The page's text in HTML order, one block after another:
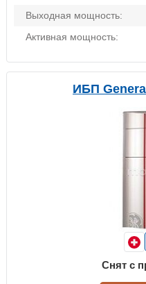
Выходная мощность:
Активная мощность:
ИБП
Снят с